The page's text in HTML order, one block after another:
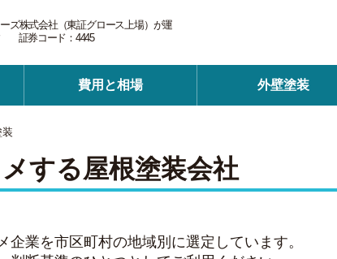
ズ株式会社（東証グロース上場）が運
証券コード：4445
費用と相場 外壁塗装
する屋根塗装会社
企業を市区町村の地域別に選定しています。